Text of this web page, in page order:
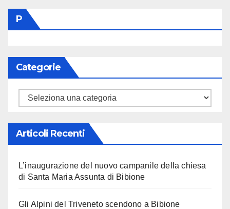
P
Categorie
Categorie
Articoli Recenti
L’inaugurazione del nuovo campanile della chiesa
di Santa Maria Assunta di Bibione
Gli Alpini del Triveneto scendono a Bibione